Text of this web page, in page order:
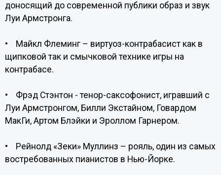
доносящий до современной публики образ и звук
Луи Армстронга.
• Майкл Флеминг – виртуоз-контрабасист как в
щипковой так и смычковой технике игры на
контрабасе.
• Фрэд Стэнтон - тенор-саксофонист, игравший с
Луи Армстронгом, Билли Экстайном, Говардом
МакГи, Артом Блэйки и Эроллом Гарнером.
• Рейнолд «Зеки» Муллинз – рояль, один из самых
востребованных пианистов в Нью-Йорке.